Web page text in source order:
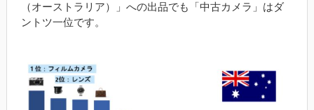
（オーストラリア）」への出品でも「中古カメラ」はダ
ントツ一位です。